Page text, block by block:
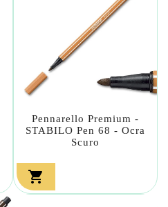
Pennarello Premium -
STABILO Pen 68 - Ocra
Scuro
